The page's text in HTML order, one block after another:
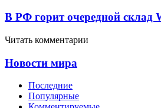
В РФ горит очередной склад
Читать комментарии
Новости мира
Последние
Популярные